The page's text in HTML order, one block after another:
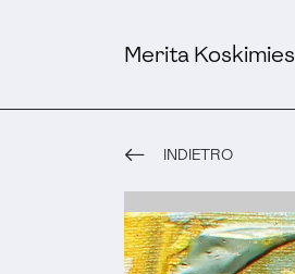
Merita Koskimies
INDIETRO